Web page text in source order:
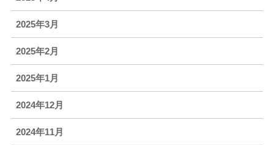
2025年3月
2025年2月
2025年1月
2024年12月
2024年11月